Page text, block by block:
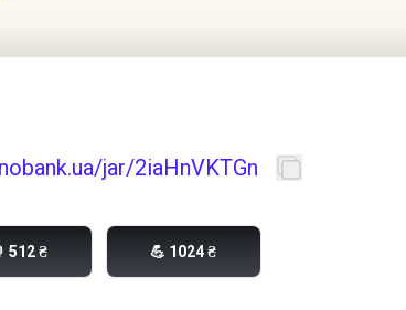
jar/2iaHnVKTGn
512 ₴ 💪 1024 ₴